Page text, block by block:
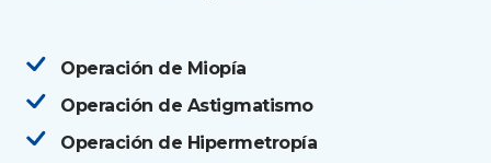
Operación de Miopía
Operación de Astigmatismo
Operación de Hipermetropía